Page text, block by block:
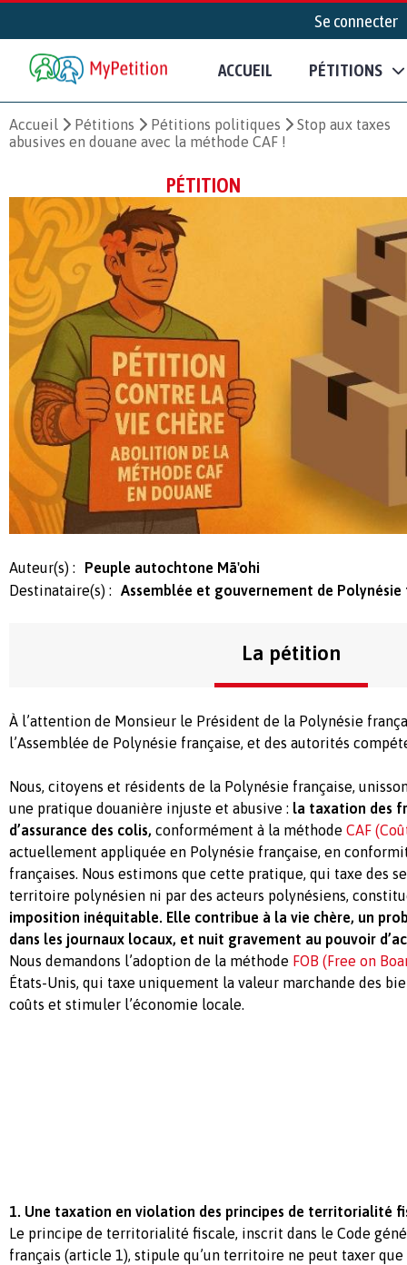
Se connecter
ACCUEIL PÉTITIONS
Accueil Pétitions Pétitions politiques
Stop aux taxes
abusives en douane avec la méthode CAF !
PÉTITION
Auteur(s) :
Peuple autochtone Mā'ohi
Destinataire(s) :
Assemblée et gouvernement de Polynésie
La pétition
À l’attention de Monsieur le Président de la Polynésie
l’Assemblée de Polynésie française, et des autorités
Nous, citoyens et résidents de la Polynésie française,
une pratique douanière injuste et abusive : la taxation des
d’assurance des colis, conformément à la méthode CAF
actuellement appliquée en Polynésie française, en
françaises. Nous estimons que cette pratique, qui taxe des
territoire polynésien ni par des acteurs polynésiens,
imposition inéquitable. Elle contribue à la vie chère, un
dans les journaux locaux, et nuit gravement au pouvoir
Nous demandons l’adoption de la méthode FOB (Free on
États-Unis, qui taxe uniquement la valeur marchande des
coûts et stimuler l’économie locale.
1. Une taxation en violation des principes de territorialité
Le principe de territorialité fiscale, inscrit dans le Code
français (article 1), stipule qu’un territoire ne peut taxer